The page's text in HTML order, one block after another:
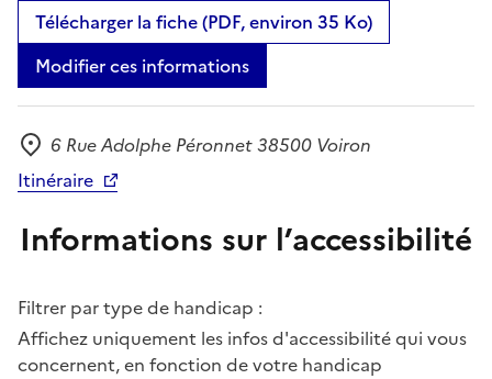
Télécharger la fiche (PDF, environ 35 Ko)
Modifier ces informations
Adresse
6 Rue Adolphe Péronnet 38500 Voiron
Itinéraire
Informations sur l’accessibilité
Filtrer par type de handicap :
Affichez uniquement les infos d'accessibilité qui vous
concernent, en fonction de votre handicap